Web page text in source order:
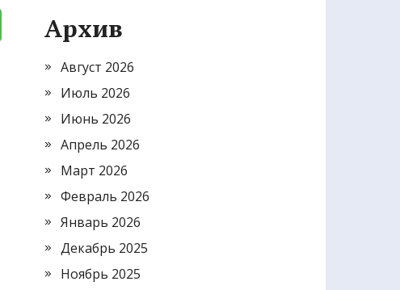
Архив
Август 2026
Июль 2026
Июнь 2026
Апрель 2026
Март 2026
Февраль 2026
Январь 2026
Декабрь 2025
Ноябрь 2025